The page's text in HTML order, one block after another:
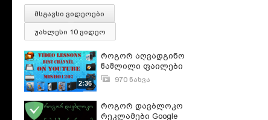
მსგავსი ვიდეოები
უახლესი 10 ვიდეო
2:36
როგორ აღვადგინო
წაშლილი ფაილები
970 ნახვა
როგორ დავბლოკო
რეკლამები Google